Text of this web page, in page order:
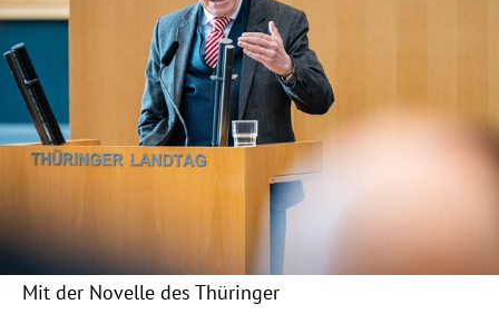
KONTAKT
RESOURCES
Blog
Careers
Docs
Mit der Novelle des Thüringer